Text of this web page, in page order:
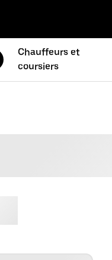
Chauffeurs et
coursiers